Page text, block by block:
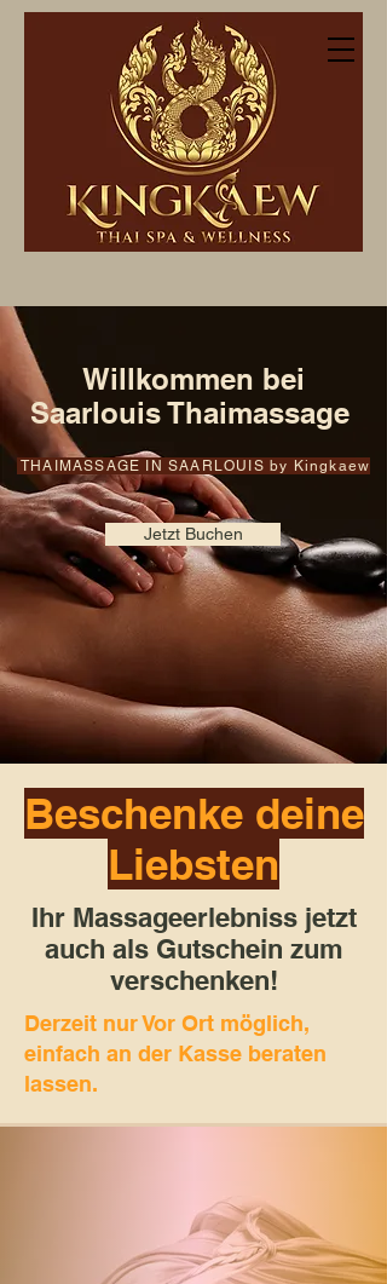
Nr. 1 Thaimassage in
Saarlouis
Willkommen bei
Saarlouis Thaimassage
THAIMASSAGE IN SAARLOUIS by Kingkaew
Jetzt Buchen
Beschenke deine
Liebsten
Ihr Massageerlebniss jetzt
auch als Gutschein zum
verschenken!
Derzeit nur Vor Ort möglich,
einfach an der Kasse beraten
lassen.